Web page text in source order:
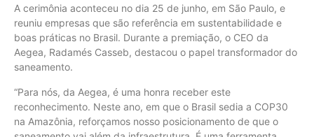
A cerimônia aconteceu no dia 25 de junho, em São Paulo, e
reuniu empresas que são referência em sustentabilidade e
boas práticas no Brasil. Durante a premiação, o CEO da
Aegea, Radamés Casseb, destacou o papel transformador do
saneamento.
“Para nós, da Aegea, é uma honra receber este
reconhecimento. Neste ano, em que o Brasil sedia a COP30
na Amazônia, reforçamos nosso posicionamento de que o